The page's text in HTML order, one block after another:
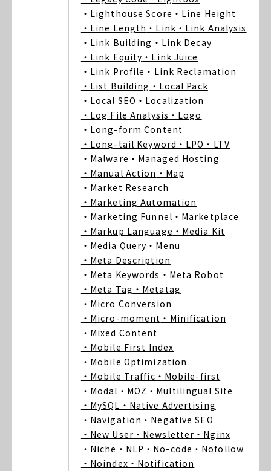
・Lighthouse Score ・Line Height
・Line Length ・Link ・Link Analysis
・Link Building ・Link Decay
・Link Equity ・Link Juice
・Link Profile ・Link Reclamation
・List Building ・Local Pack
・Local SEO ・Localization
・Log File Analysis ・Logo
・Long-form Content
・Long-tail Keyword ・LPO ・LTV
・Malware ・Managed Hosting
・Manual Action ・Map
・Market Research
・Marketing Automation
・Marketing Funnel ・Marketplace
・Markup Language ・Media Kit
・Media Query ・Menu
・Meta Description
・Meta Keywords ・Meta Robot
・Meta Tag ・Metatag
・Micro Conversion
・Micro-moment ・Minification
・Mixed Content
・Mobile First Index
・Mobile Optimization
・Mobile Traffic ・Mobile-first
・Modal ・MOZ ・Multilingual Site
・MySQL ・Native Advertising
・Navigation ・Negative SEO
・New User ・Newsletter ・Nginx
・Niche ・NLP ・No-code ・Nofollow
・Noindex ・Notification